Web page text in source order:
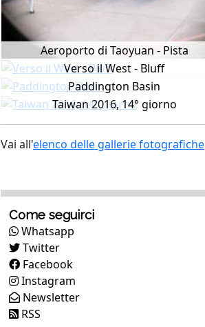
Aeroporto di Taoyuan - Pista
Verso il West - Bluff
Paddington Basin
Taiwan 2016, 14° giorno
Vai all'elenco delle gallerie fotografiche
Come seguirci
Whatsapp
Twitter
Facebook
Instagram
Newsletter
RSS